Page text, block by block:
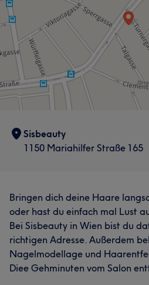
Sisbeauty
1150 Mariahilfer Straße 165
Bringen dich deine Haare
oder hast du einfach mal Lust
Bei Sisbeauty in Wien bist du
richtigen Adresse. Außerdem
Nagelmodellage und
Diee Gehminuten vom Salon